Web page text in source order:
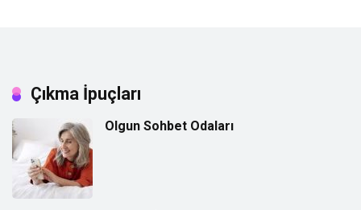
Çıkma İpuçları
Olgun Sohbet Odaları